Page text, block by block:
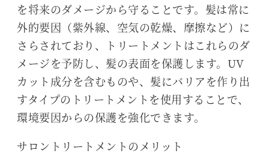
を将来のダメージから守ることです。髪は常に
外的要因（紫外線、空気の乾燥、摩擦など）に
さらされており、トリートメントはこれらのダ
メージを予防し、髪の表面を保護します。UV
カット成分を含むものや、髪にバリアを作り出
すタイプのトリートメントを使用することで、
環境要因からの保護を強化できます。
サロントリートメントのメリット